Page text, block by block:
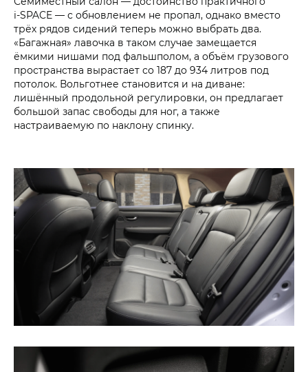
i‑SPACE — с обновлением не пропал, однако вместо
трёх рядов сидений теперь можно выбрать два.
«Багажная» лавочка в таком случае замещается
ёмкими нишами под фальшполом, а объём грузового
пространства вырастает со 187 до 934 литров под
потолок. Вольготнее становится и на диване:
лишённый продольной регулировки, он предлагает
большой запас свободы для ног, а также
настраиваемую по наклону спинку.